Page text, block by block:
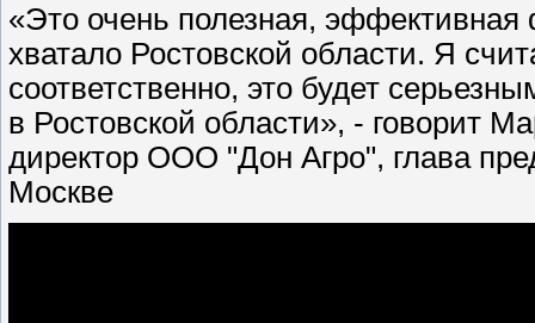
«Это очень полезная,
хватало Ростовской области. Я
соответственно, это будет
в Ростовской области», - говорит
директор ООО "Дон Агро", глава
Москве